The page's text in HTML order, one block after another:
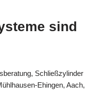
sind
Schließzylinder
Ehingen, Aach,